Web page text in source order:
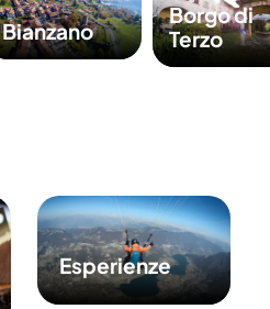
Bianzano
Borgo di
Terzo
Esperienze